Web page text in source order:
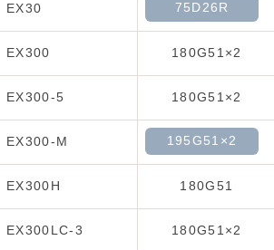
EX30 75D26R
EX300 180G51×2
EX300-5 180G51×2
EX300-M 195G51×2
EX300H 180G51
EX300LC-3 180G51×2